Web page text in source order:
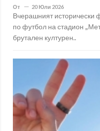
От 20 Юли 2026
Вчерашният исторически
по футбол на стадион
брутален културен..